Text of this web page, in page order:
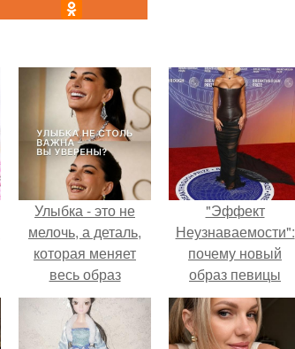
Улыбка - это не
мелочь, а деталь,
которая меняет
весь образ
человека.
"Эффект
Неузнаваемости":
почему новый
образ певицы
вызвал споры о
гранях
возможного?